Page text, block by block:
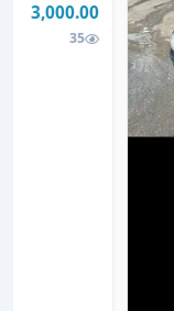
3,000.00 JOD
35